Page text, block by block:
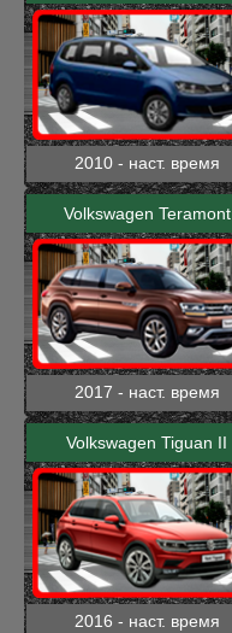
2010 - наст. время
Volkswagen Teramont
2017 - наст. время
Volkswagen Tiguan II
2016 - наст. время